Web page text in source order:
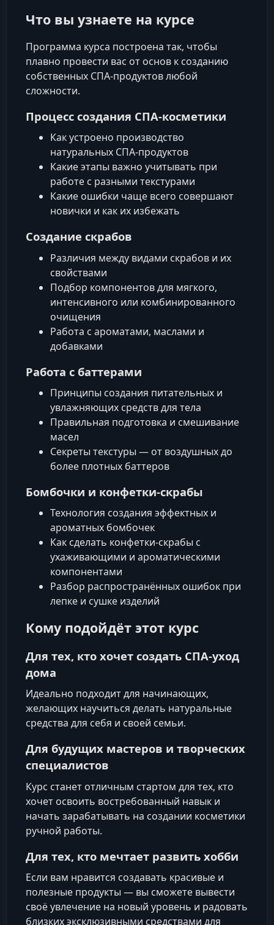
Что вы узнаете на курсе
Программа курса построена так, чтобы
плавно провести вас от основ к созданию
собственных СПА-продуктов любой
сложности.
Процесс создания СПА-косметики
Как устроено производство
натуральных СПА-продуктов
Какие этапы важно учитывать при
работе с разными текстурами
Какие ошибки чаще всего совершают
новички и как их избежать
Создание скрабов
Различия между видами скрабов и их
свойствами
Подбор компонентов для мягкого,
интенсивного или комбинированного
очищения
Работа с ароматами, маслами и
добавками
Работа с баттерами
Принципы создания питательных и
увлажняющих средств для тела
Правильная подготовка и смешивание
масел
Секреты текстуры — от воздушных до
более плотных баттеров
Бомбочки и конфетки-скрабы
Технология создания эффектных и
ароматных бомбочек
Как сделать конфетки‑скрабы с
ухаживающими и ароматическими
компонентами
Разбор распространённых ошибок при
лепке и сушке изделий
Кому подойдёт этот курс
Для тех, кто хочет создать СПА‑уход
дома
Идеально подходит для начинающих,
желающих научиться делать натуральные
средства для себя и своей семьи.
Для будущих мастеров и творческих
специалистов
Курс станет отличным стартом для тех, кто
хочет освоить востребованный навык и
начать зарабатывать на создании косметики
ручной работы.
Для тех, кто мечтает развить хобби
Если вам нравится создавать красивые и
полезные продукты — вы сможете вывести
своё увлечение на новый уровень и радовать
близких эксклюзивными средствами для